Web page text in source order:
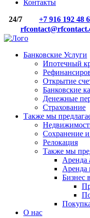
Контакты
24/7 +7 916 192 48
Банковские Услуги
Ипотечный
Открытие
Банковские
Денежные
Страхование
Также мы
Сохранение
Релокация
Также мы
Аренда
Аренда
Бизнес
О нас